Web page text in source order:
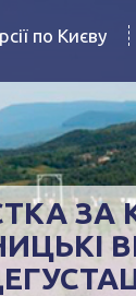
по Києву
ЗА